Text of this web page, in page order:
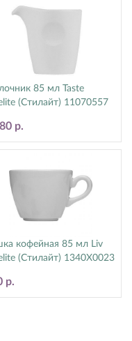
85 мл Taste
(Стилайт) 11070557
р.
кофейная 85 мл Liv
(Стилайт) 1340X0023
р.